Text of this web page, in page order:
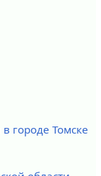
городе Томске